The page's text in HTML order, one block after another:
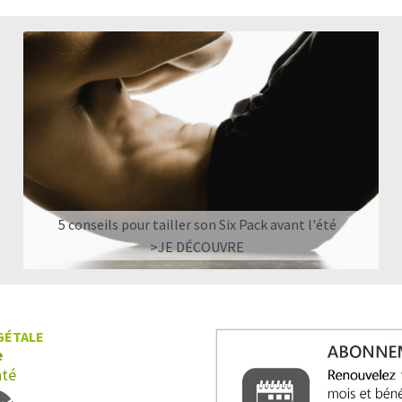
MUSCULATION
proteine de pois biologiqueest
5 conseils pour tailler son Six Pack avant l'été
>JE DÉCOUVRE